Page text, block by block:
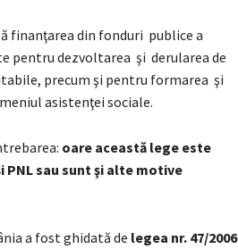
finanţarea din fonduri publice a
pentru dezvoltarea şi derularea de
precum şi pentru formarea şi
asistenţei sociale.
oare această lege este
PNL sau sunt şi alte motive
a fost ghidată de legea nr. 47/2006